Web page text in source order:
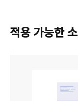
적용 가능한